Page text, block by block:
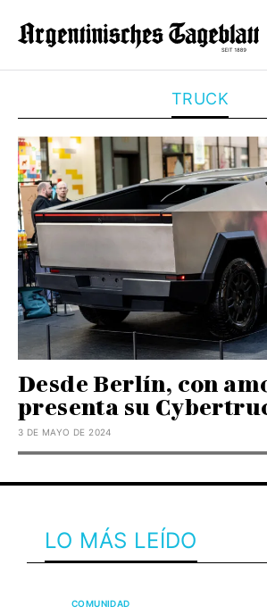
TRUCK
Desde Berlín, con
presenta su
3 DE MAYO DE 2024
LO MÁS LEÍDO
COMUNIDAD